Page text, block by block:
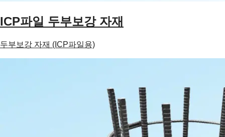
ICP파일 두부보강 자재
두부보강 자재 (ICP파일용)